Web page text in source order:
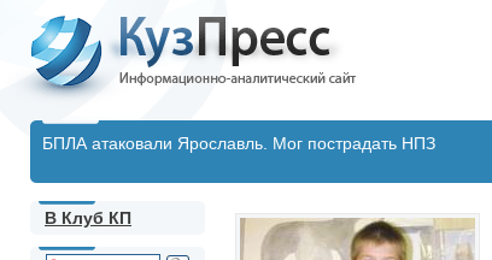
БПЛА атаковали Ярославль. Мог пострадать НПЗ
В Клуб КП